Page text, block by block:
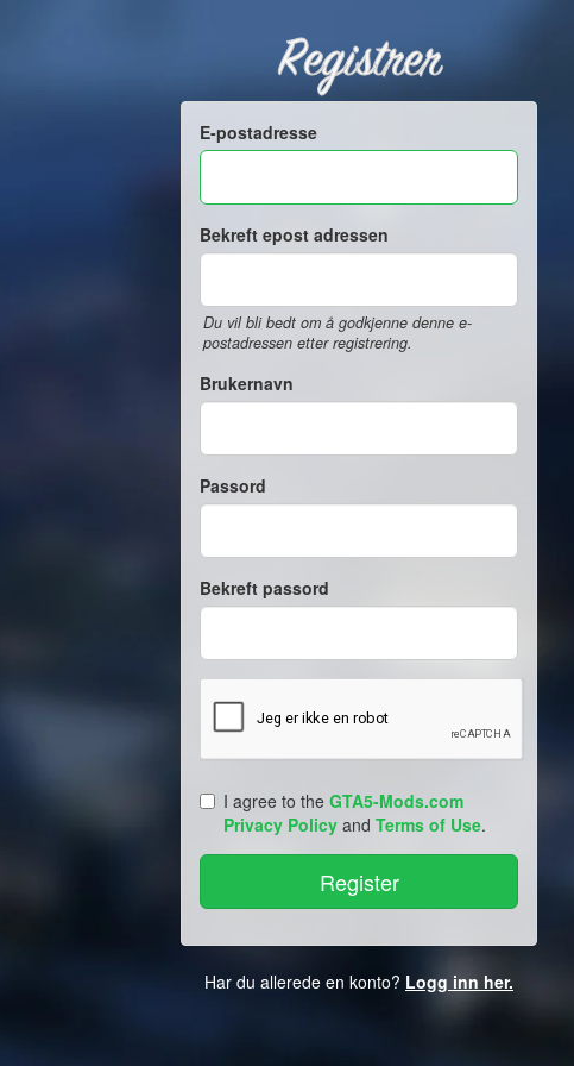
Registrer
E-postadresse
Bekreft epost adressen
Du vil bli bedt om å godkjenne denne e-
postadressen etter registrering.
Brukernavn
Passord
Bekreft passord
I agree to the GTA5-Mods.com
Privacy Policy and Terms of Use.
Har du allerede en konto? Logg inn her.